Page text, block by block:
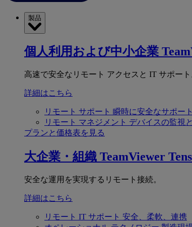
製品
個人利用および中小企業
高速で安全なリモート アクセスと IT サポート
詳細はこちら
リモート サポート 瞬時に安全なサポー
リモート マネジメント デバイスの監視
プランと価格表を見る
大企業・組織 TeamViewer
安全な運用を実現するリモート接続。
詳細はこちら
リモート IT サポート 安全、柔軟、連携